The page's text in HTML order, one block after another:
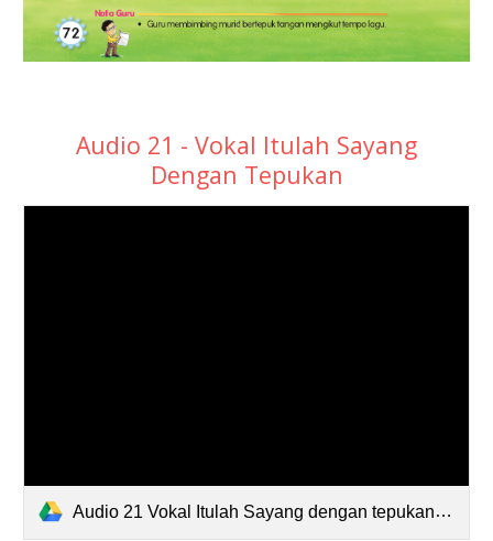
Audio 21 - Vokal Itulah Sayang
Dengan Tepukan
Audio 21 Vokal Itulah Sayang dengan tepukan.mp3